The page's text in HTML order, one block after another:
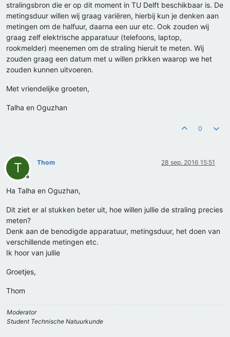
stralingsbron die er op dit moment in TU Delft beschikbaar is. De
metingsduur willen wij graag variëren, hierbij kun je denken aan
metingen om de halfuur, daarna een uur etc. Ook zouden wij
graag zelf elektrische apparatuur (telefoons, laptop,
rookmelder) meenemen om de straling hieruit te meten. Wij
zouden graag een datum met u willen prikken waarop we het
zouden kunnen uitvoeren.
Met vriendelijke groeten,
Talha en Oguzhan
0
T
Offline
Thom 28 sep. 2016 15:51
Ha Talha en Oguzhan,
Dit ziet er al stukken beter uit, hoe willen jullie de straling precies
meten?
Denk aan de benodigde apparatuur, metingsduur, het doen van
verschillende metingen etc.
Ik hoor van jullie
Groetjes,
Thom
Moderator
Student Technische Natuurkunde